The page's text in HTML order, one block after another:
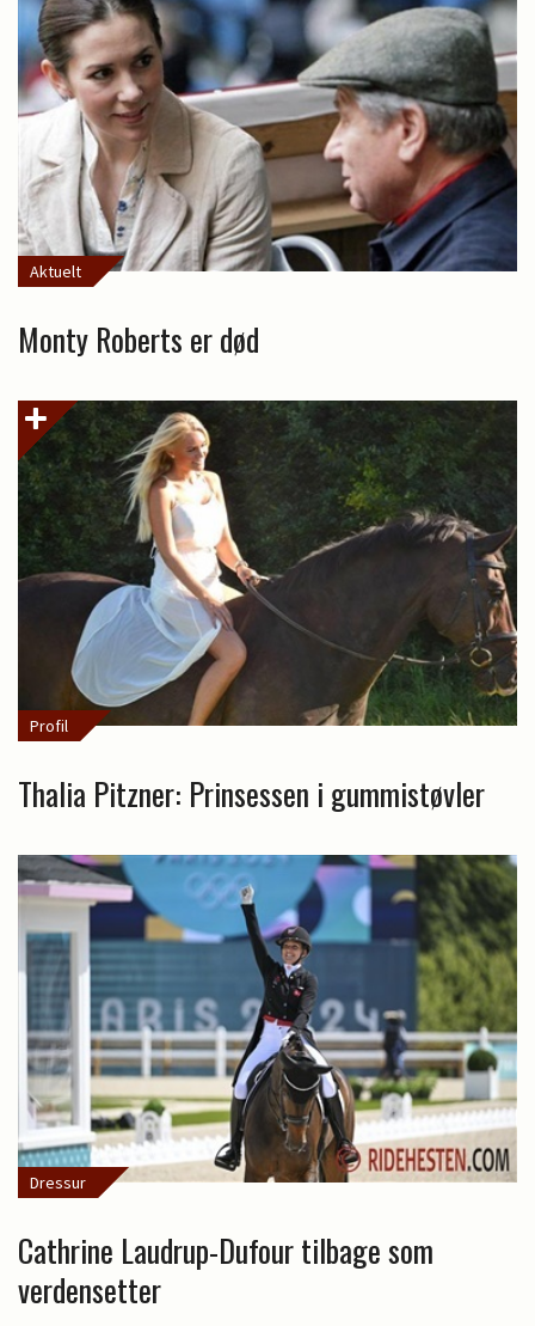
Aktuelt
Monty Roberts er død
Profil
Thalia Pitzner: Prinsessen i gummistøvler
Dressur
Cathrine Laudrup-Dufour tilbage som
verdensetter